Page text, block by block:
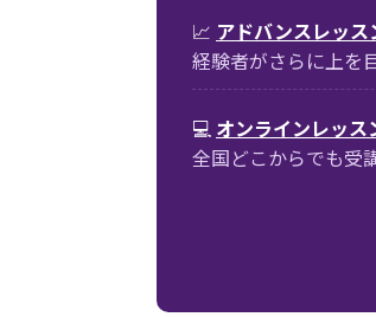
📈 アドバンスレッス
経験者がさらに上を
💻 オンラインレッス
全国どこからでも受